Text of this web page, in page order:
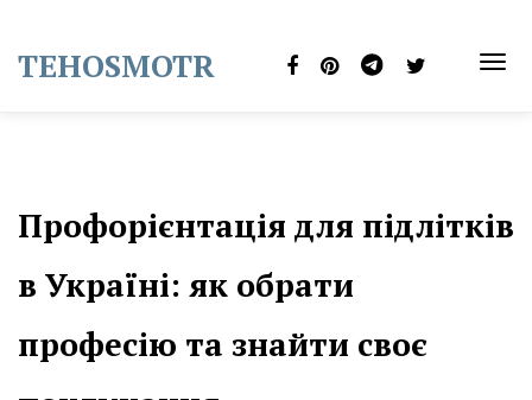
content
TEHOSMOTR
Профорієнтація для підлітків
в Україні: як обрати
професію та знайти своє